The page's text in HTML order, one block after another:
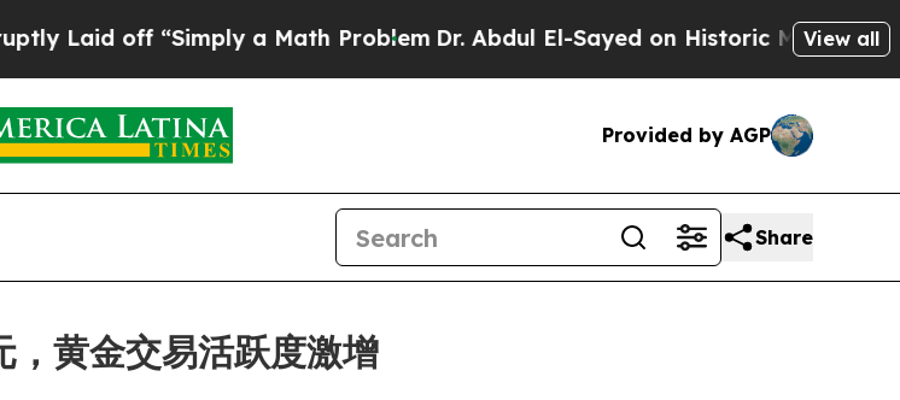
off “Simply a Math Problem Dr. Abdul El-Sayed on Historic Michigan Win:View all
Provided by AGP
Share
黄金交易活跃度激增